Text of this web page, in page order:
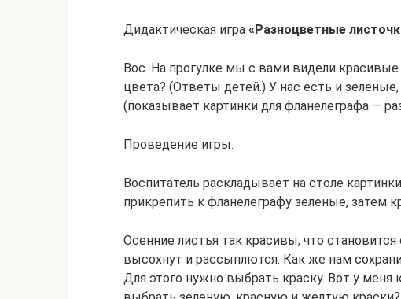
Дидактическая игра «Разноцветные
Вос. На прогулке мы с вами видели
цвета? (Ответы детей.) У нас есть и
(показывает картинки для фланелеграфа —
Проведение игры.
Воспитатель раскладывает на столе
прикрепить к фланелеграфу зеленые, затем
Осенние листья так красивы, что
высохнут и рассыплются. Как же нам
Для этого нужно выбрать краску. Вот у